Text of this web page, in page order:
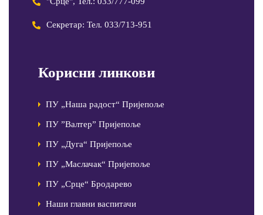
Секретар: Тел. 033/713-951
Корисни линкови
ПУ „Наша радост“ Пријепоље
ПУ ”Валтер” Пријепоље
ПУ „Дуга“ Пријепоље
ПУ „Маслачак“ Пријепоље
ПУ „Срце“ Бродарево
Наши главни васпитачи